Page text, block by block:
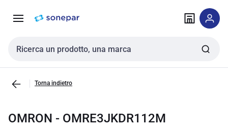
navigazione alla
Cerca input
Torna indietro
OMRON - OMRE3JKDR112M